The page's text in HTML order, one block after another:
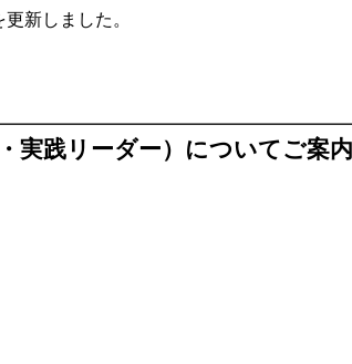
新しました。
実践リーダー）についてご案